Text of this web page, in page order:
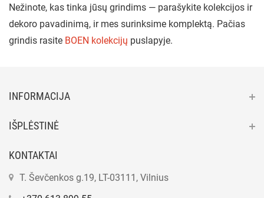
Nežinote, kas tinka jūsų grindims — parašykite kolekcijos ir
dekoro pavadinimą, ir mes surinksime komplektą. Pačias
grindis rasite BOEN kolekcijų puslapyje.
INFORMACIJA
IŠPLĖSTINĖ
KONTAKTAI
T. Ševčenkos g.19, LT-03111, Vilnius